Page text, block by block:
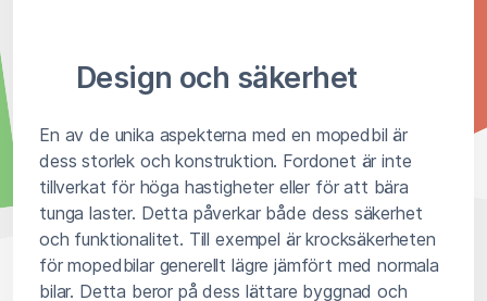
Design och säkerhet
En av de unika aspekterna med en mopedbil är
dess storlek och konstruktion. Fordonet är inte
tillverkat för höga hastigheter eller för att bära
tunga laster. Detta påverkar både dess säkerhet
och funktionalitet. Till exempel är krocksäkerheten
för mopedbilar generellt lägre jämfört med normala
bilar. Detta beror på dess lättare byggnad och